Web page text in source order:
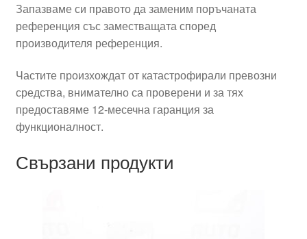
Запазваме си правото да заменим поръчаната
референция със заместващата според
производителя референция.
Частите произхождат от катастрофирали превозни
средства, внимателно са проверени и за тях
предоставяме 12-месечна гаранция за
функционалност.
Свързани продукти